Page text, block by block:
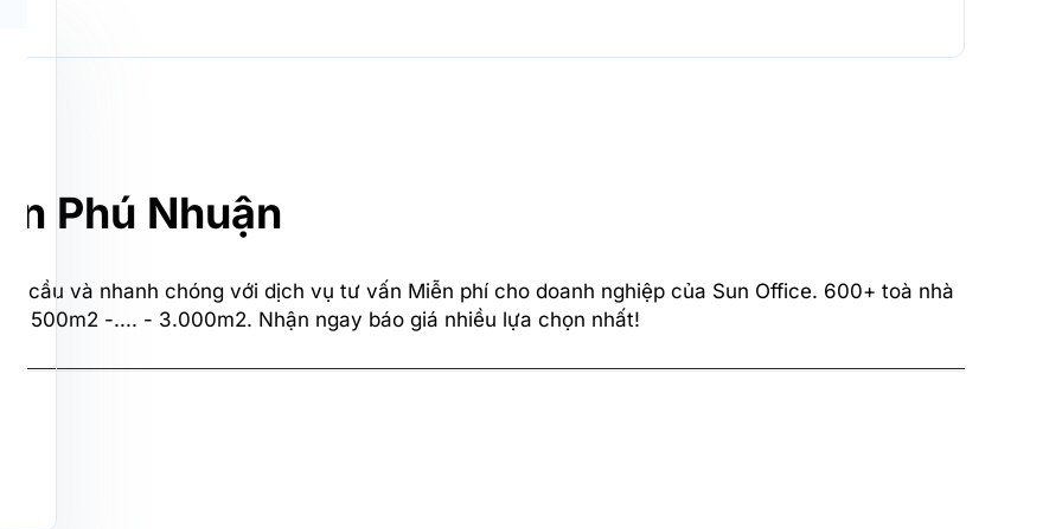
Phú Nhuận
cầu và nhanh chóng với dịch vụ tư vấn Miễn phí cho doanh nghiệp của Sun Office. 600+ toà nhà
- 500m2 -.... - 3.000m2. Nhận ngay báo giá nhiều lựa chọn nhất!